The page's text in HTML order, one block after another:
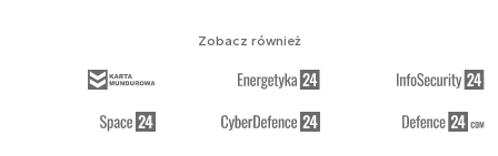
Zobacz również